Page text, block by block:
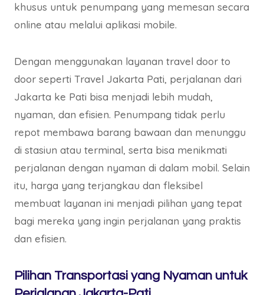
khusus untuk penumpang yang memesan secara
online atau melalui aplikasi mobile.
Dengan menggunakan layanan travel door to
door seperti Travel Jakarta Pati, perjalanan dari
Jakarta ke Pati bisa menjadi lebih mudah,
nyaman, dan efisien. Penumpang tidak perlu
repot membawa barang bawaan dan menunggu
di stasiun atau terminal, serta bisa menikmati
perjalanan dengan nyaman di dalam mobil. Selain
itu, harga yang terjangkau dan fleksibel
membuat layanan ini menjadi pilihan yang tepat
bagi mereka yang ingin perjalanan yang praktis
dan efisien.
Pilihan Transportasi yang Nyaman untuk